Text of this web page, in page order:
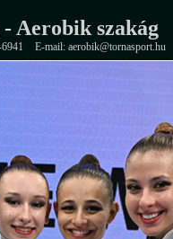
Aerobik szakág
E-mail: aerobik@tornasport.hu